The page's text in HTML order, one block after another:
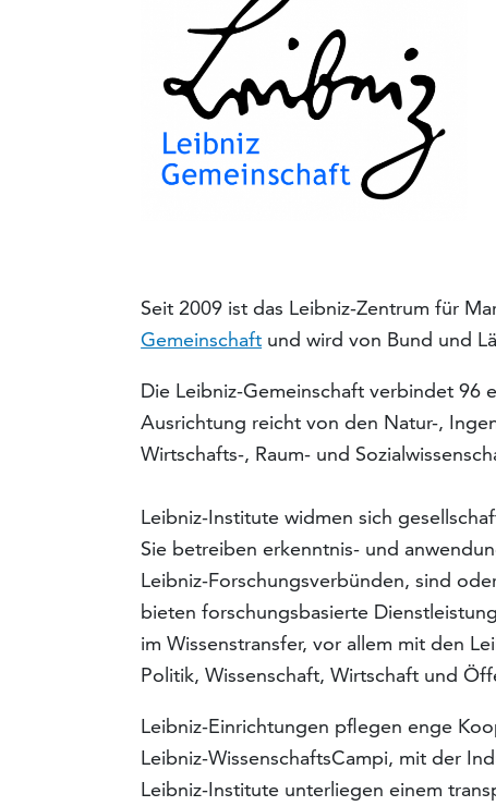
Seit 2009 ist das Leibniz-Zentrum für
Gemeinschaft und wird von Bund und
Die Leibniz-Gemeinschaft verbindet 96
Ausrichtung reicht von den Natur-,
Wirtschafts-, Raum- und
Leibniz-Institute widmen sich
Sie betreiben erkenntnis- und
Leibniz-Forschungsverbünden, sind
bieten forschungsbasierte
im Wissenstransfer, vor allem mit den
Politik, Wissenschaft, Wirtschaft und
Leibniz-Einrichtungen pflegen enge
Leibniz-WissenschaftsCampi, mit der
Leibniz-Institute unterliegen einem